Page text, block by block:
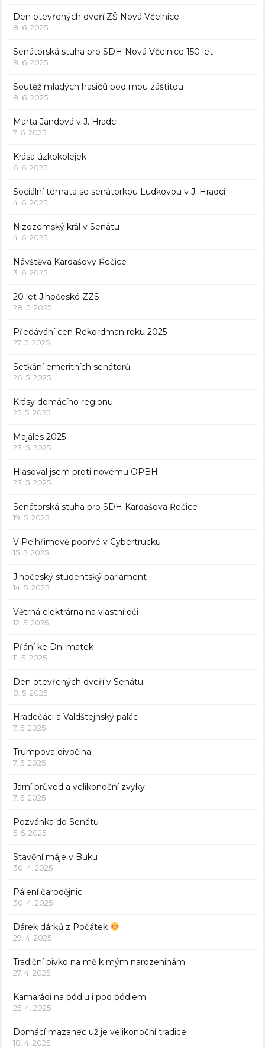
Den otevřených dveří ZŠ Nová Včelnice
8. 6. 2025
Senátorská stuha pro SDH Nová Včelnice 150 let
8. 6. 2025
Soutěž mladých hasičů pod mou záštitou
8. 6. 2025
Marta Jandová v J. Hradci
7. 6. 2025
Krása úzkokolejek
6. 6. 2025
Sociální témata se senátorkou Ludkovou v J. Hradci
4. 6. 2025
Nizozemský král v Senátu
4. 6. 2025
Návštěva Kardašovy Řečice
3. 6. 2025
20 let Jihočeské ZZS
28. 5. 2025
Předávání cen Rekordman roku 2025
27. 5. 2025
Setkání emeritních senátorů
26. 5. 2025
Krásy domácího regionu
25. 5. 2025
Majáles 2025
23. 5. 2025
Hlasoval jsem proti novému OPBH
23. 5. 2025
Senátorská stuha pro SDH Kardašova Řečice
19. 5. 2025
V Pelhřimově poprvé v Cybertrucku
15. 5. 2025
Jihočeský studentský parlament
14. 5. 2025
Větrná elektrárna na vlastní oči
12. 5. 2025
Přání ke Dni matek
11. 5. 2025
Den otevřených dveří v Senátu
8. 5. 2025
Hradečáci a Valdštejnský palác
7. 5. 2025
Trumpova divočina
7. 5. 2025
Jarní průvod a velikonoční zvyky
7. 5. 2025
Pozvánka do Senátu
5. 5. 2025
Stavění máje v Buku
30. 4. 2025
Pálení čarodějnic
30. 4. 2025
Dárek dárků z Počátek
29. 4. 2025
Tradiční pivko na mě k mým narozeninám
27. 4. 2025
Kamarádi na pódiu i pod pódiem
25. 4. 2025
Domácí mazanec už je velikonoční tradice
18. 4. 2025